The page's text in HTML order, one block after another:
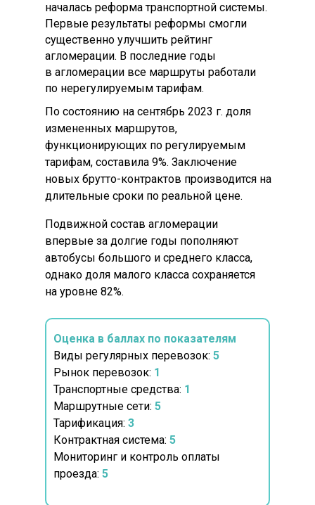
Оценка в баллах по показателям
Виды регулярных перевозок: 5
Рынок перевозок: 1
Транспортные средства: 1
Маршрутные сети: 5
Тарификация: 3
Контрактная система: 5
Мониторинг и контроль оплаты
проезда: 5
началась реформа транспортной системы.
Первые результаты реформы смогли
существенно улучшить рейтинг
агломерации. В последние годы
в агломерации все маршруты работали
по нерегулируемым тарифам.
По состоянию на сентябрь 2023 г. доля
измененных маршрутов,
функционирующих по регулируемым
тарифам, составила 9%. Заключение
новых брутто-контрактов производится на
длительные сроки по реальной цене.
Подвижной состав агломерации
впервые за долгие годы пополняют
автобусы большого и среднего класса,
однако доля малого класса сохраняется
на уровне 82%.